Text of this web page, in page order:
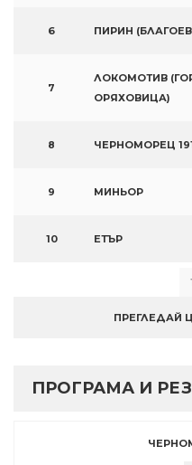
6 ПИРИН
7
ЛОКОМОТИВ
ОРЯХОВИЦА)
8 ЧЕРНОМОРЕЦ
9 МИНЬОР
10 ЕТЪР
ПРЕГЛЕДАЙ
ПРОГРАМА И